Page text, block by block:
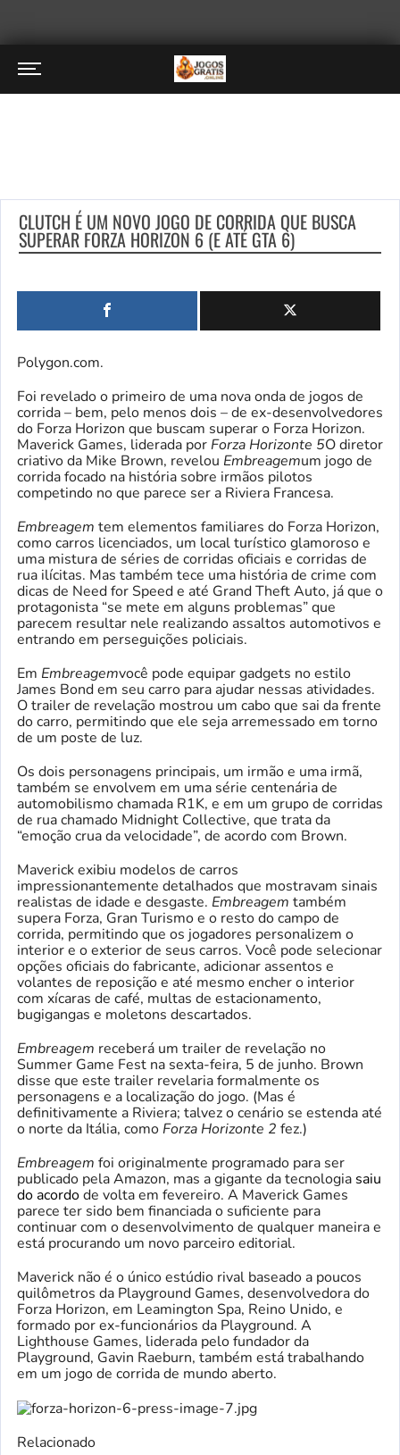
CLUTCH É UM NOVO JOGO DE CORRIDA QUE BUSCA
SUPERAR FORZA HORIZON 6 (E ATÉ GTA 6)
Polygon.com.
Foi revelado o primeiro de uma nova onda de jogos de
corrida – bem, pelo menos dois – de ex-desenvolvedores
do Forza Horizon que buscam superar o Forza Horizon.
Maverick Games, liderada por Forza Horizonte 5O diretor
criativo da Mike Brown, revelou Embreagemum jogo de
corrida focado na história sobre irmãos pilotos
competindo no que parece ser a Riviera Francesa.
Embreagem tem elementos familiares do Forza Horizon,
como carros licenciados, um local turístico glamoroso e
uma mistura de séries de corridas oficiais e corridas de
rua ilícitas. Mas também tece uma história de crime com
dicas de Need for Speed ​​​​e até Grand Theft Auto, já que o
protagonista “se mete em alguns problemas” que
parecem resultar nele realizando assaltos automotivos e
entrando em perseguições policiais.
Em Embreagemvocê pode equipar gadgets no estilo
James Bond em seu carro para ajudar nessas atividades.
O trailer de revelação mostrou um cabo que sai da frente
do carro, permitindo que ele seja arremessado em torno
de um poste de luz.
Os dois personagens principais, um irmão e uma irmã,
também se envolvem em uma série centenária de
automobilismo chamada R1K, e em um grupo de corridas
de rua chamado Midnight Collective, que trata da
“emoção crua da velocidade”, de acordo com Brown.
Maverick exibiu modelos de carros
impressionantemente detalhados que mostravam sinais
realistas de idade e desgaste. Embreagem também
supera Forza, Gran Turismo e o resto do campo de
corrida, permitindo que os jogadores personalizem o
interior e o exterior de seus carros. Você pode selecionar
opções oficiais do fabricante, adicionar assentos e
volantes de reposição e até mesmo encher o interior
com xícaras de café, multas de estacionamento,
bugigangas e moletons descartados.
Embreagem receberá um trailer de revelação no
Summer Game Fest na sexta-feira, 5 de junho. Brown
disse que este trailer revelaria formalmente os
personagens e a localização do jogo. (Mas é
definitivamente a Riviera; talvez o cenário se estenda até
o norte da Itália, como Forza Horizonte 2 fez.)
Embreagem foi originalmente programado para ser
publicado pela Amazon, mas a gigante da tecnologia saiu
do acordode volta em fevereiro. A Maverick Games
parece ter sido bem financiada o suficiente para
continuar com o desenvolvimento de qualquer maneira e
está procurando um novo parceiro editorial.
Maverick não é o único estúdio rival baseado a poucos
quilômetros da Playground Games, desenvolvedora do
Forza Horizon, em Leamington Spa, Reino Unido, e
formado por ex-funcionários da Playground. A
Lighthouse Games, liderada pelo fundador da
Playground, Gavin Raeburn, também está trabalhando
em um jogo de corrida de mundo aberto.
Relacionado